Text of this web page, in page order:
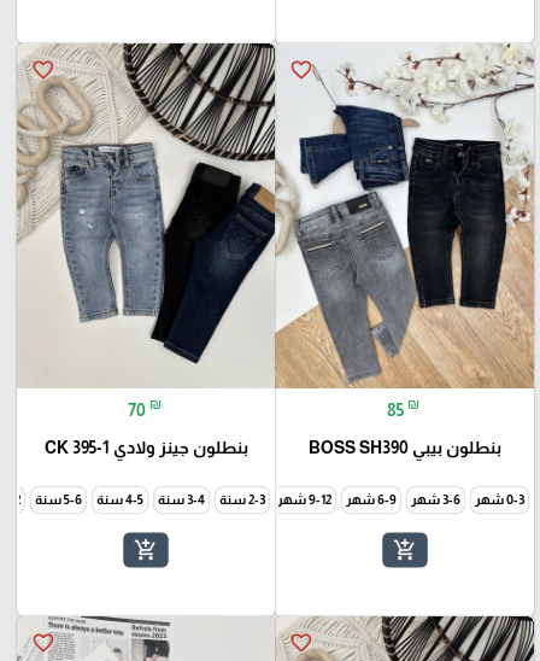
favorite_border
85 ₪
بنطلون بيبي BOSS SH390
0-3 شهر 3-6 شهر 6-9 شهر 9-12 شهر 12-18 شهر
add_shopping_cart
favorite_border
70 ₪
بنطلون جينز ولادي CK 395-1
2-3 سنة 3-4 سنة 4-5 سنة 5-6 سنة 11-12
add_shopping_cart
favorite_border
favorite_border